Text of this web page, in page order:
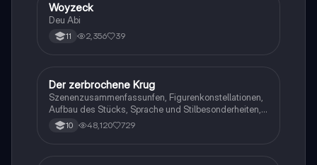
Deutsch
Woyzeck
Deu Abi
11 2,356 39
Deutsch
Der zerbrochene Krug
Szenenzusammenfassunfen, Figurenkonstellationen,
Aufbau des Stücks, Sprache und Stilbesonderheiten,
Aussageabsicht, Thematik, Interpretation
10 48,120 729